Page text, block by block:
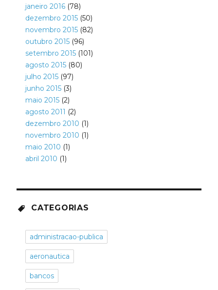
janeiro 2016(78)
dezembro 2015(50)
novembro 2015(82)
outubro 2015(96)
setembro 2015(101)
agosto 2015(80)
julho 2015(97)
junho 2015(3)
maio 2015(2)
agosto 2011 (2)
dezembro 2010 (1)
novembro 2010 (1)
maio 2010 (1)
abril 2010 (1)
CATEGORIAS
administracao-publica
aeronautica
bancos